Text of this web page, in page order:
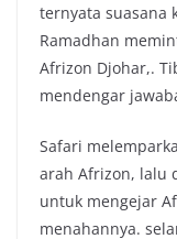
ternyata suasana
Ramadhan
Afrizon Djohar,.
mendengar
Safari
arah Afrizon, lalu
untuk mengejar
menahannya.